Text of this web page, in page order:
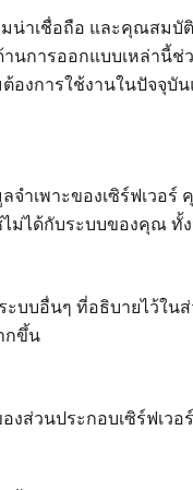
น่าเชื่อถือ และคุณสมบั
นการออกแบบเหล่านี้
องการใช้งานในปัจจุบั
เพาะของเซิร์ฟเวอร์
ไม่ได้กับระบบของคุณ ทั้
บบอื่นๆ ที่อธิบายไว้ใน
กขึ้น
ส่วนประกอบเซิร์ฟเว